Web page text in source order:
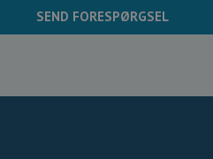
SEND FORESPØRGSEL